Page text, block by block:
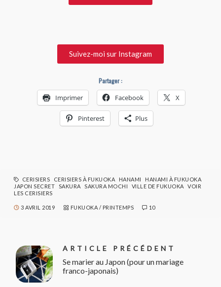
Suivez-moi sur Instagram
Partager :
Imprimer Facebook X
Pinterest Plus
CERISIERS CERISIERS À FUKUOKA HANAMI
HANAMI À FUKUOKA
JAPON SECRET
SAKURA SAKURA MOCHI VILLE DE FUKUOKA
VOIR
LES CERISIERS
3 AVRIL 2019 FUKUOKA / PRINTEMPS 10
ARTICLE PRÉCÉDENT
Se marier au Japon (pour un mariage
franco-japonais)